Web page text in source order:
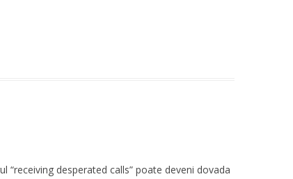
“receiving desperated calls” poate deveni dovada